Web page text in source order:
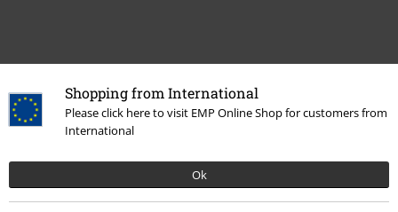
Shopping from International
Please click here to visit EMP Online Shop for customers from
International
Ok